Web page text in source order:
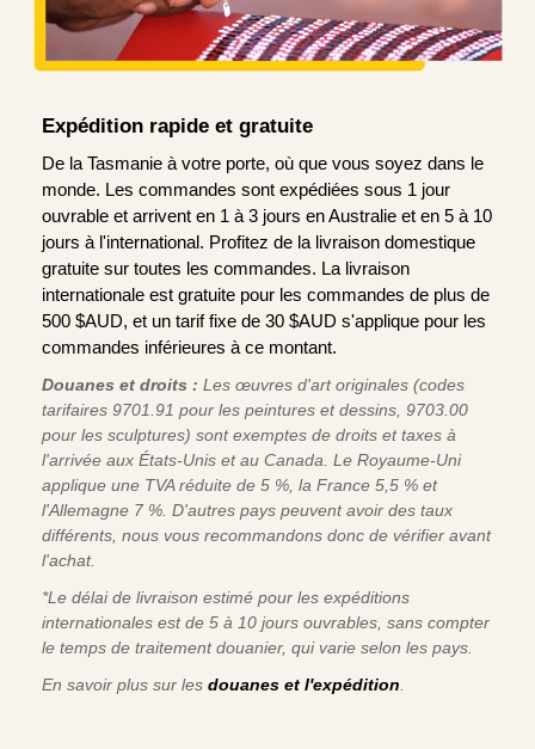
Expédition rapide et gratuite
De la Tasmanie à votre porte, où que vous soyez dans le
monde. Les commandes sont expédiées sous 1 jour
ouvrable et arrivent en 1 à 3 jours en Australie et en 5 à 10
jours à l'international. Profitez de la livraison domestique
gratuite sur toutes les commandes. La livraison
internationale est gratuite pour les commandes de plus de
500 $AUD, et un tarif fixe de 30 $AUD s'applique pour les
commandes inférieures à ce montant.
Douanes et droits : Les œuvres d'art originales (codes
tarifaires 9701.91 pour les peintures et dessins, 9703.00
pour les sculptures) sont exemptes de droits et taxes à
l'arrivée aux États-Unis et au Canada. Le Royaume-Uni
applique une TVA réduite de 5 %, la France 5,5 % et
l'Allemagne 7 %. D'autres pays peuvent avoir des taux
différents, nous vous recommandons donc de vérifier avant
l'achat.
*Le délai de livraison estimé pour les expéditions
internationales est de 5 à 10 jours ouvrables, sans compter
le temps de traitement douanier, qui varie selon les pays.
En savoir plus sur les douanes et l'expédition